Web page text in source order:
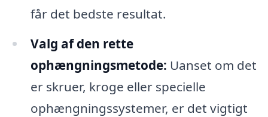
får det bedste resultat.
Valg af den rette
ophængningsmetode: Uanset om det
er skruer, kroge eller specielle
ophængningssystemer, er det vigtigt